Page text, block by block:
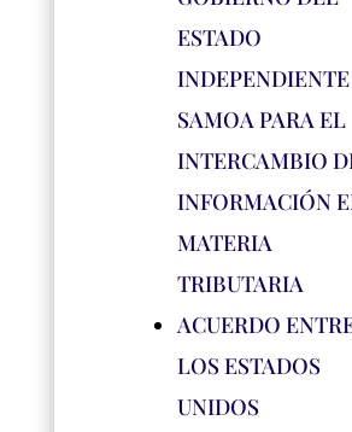
ESTADO
SAMOA PARA EL
INTERCAMBIO
INFORMACIÓN
MATERIA
TRIBUTARIA
ACUERDO
LOS ESTADOS
UNIDOS